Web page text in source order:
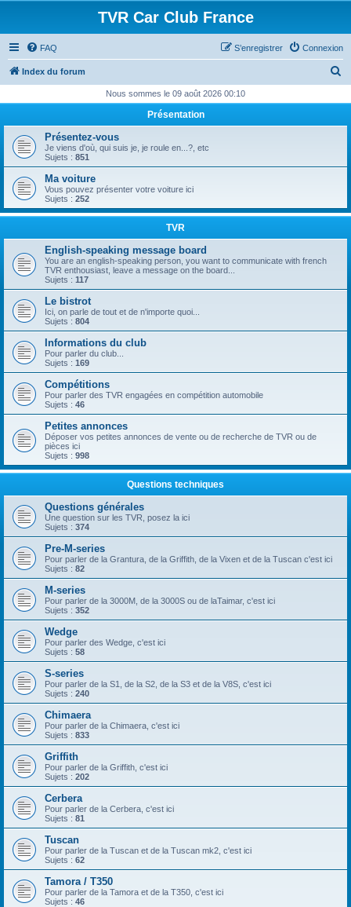
TVR Car Club France
FAQ Connexion
S’enregistrer
Index du forum
h
r
r
Nous sommes le 09 août 2026 00:10
Présentation
Présentez-vous
Je viens d'où, qui suis je, je roule en...?, etc
Sujets : 851
Ma voiture
Vous pouvez présenter votre voiture ici
Sujets : 252
TVR
English-speaking message board
You are an english-speaking person, you want to communicate with french
TVR enthousiast, leave a message on the board...
Sujets : 117
Le bistrot
Ici, on parle de tout et de n'importe quoi...
Sujets : 804
Informations du club
Pour parler du club...
Sujets : 169
Compétitions
Pour parler des TVR engagées en compétition automobile
Sujets : 46
Petites annonces
Déposer vos petites annonces de vente ou de recherche de TVR ou de
pièces ici
Sujets : 998
Questions techniques
Questions générales
Une question sur les TVR, posez la ici
Sujets : 374
Pre-M-series
Pour parler de la Grantura, de la Griffith, de la Vixen et de la Tuscan c'est ici
Sujets : 82
M-series
Pour parler de la 3000M, de la 3000S ou de laTaimar, c'est ici
Sujets : 352
Wedge
Pour parler des Wedge, c'est ici
Sujets : 58
S-series
Pour parler de la S1, de la S2, de la S3 et de la V8S, c'est ici
Sujets : 240
Chimaera
Pour parler de la Chimaera, c'est ici
Sujets : 833
Griffith
Pour parler de la Griffith, c'est ici
Sujets : 202
Cerbera
Pour parler de la Cerbera, c'est ici
Sujets : 81
Tuscan
Pour parler de la Tuscan et de la Tuscan mk2, c'est ici
Sujets : 62
Tamora / T350
Pour parler de la Tamora et de la T350, c'est ici
Sujets : 46